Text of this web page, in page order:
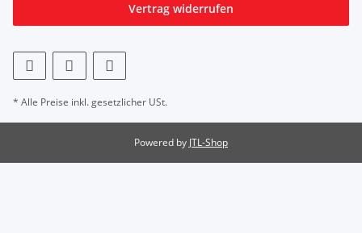
Vertrag widerrufen
* Alle Preise inkl. gesetzlicher USt.
Powered by JTL-Shop